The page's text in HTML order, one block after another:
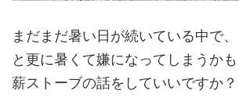
まだまだ暑い日が続いている中で
と更に暑くて嫌になってしまうかも
薪ストーブの話をしていいですか？